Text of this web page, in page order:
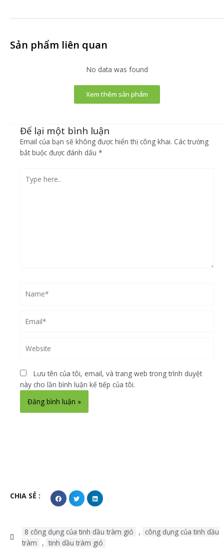
Sản phẩm liên quan
No data was found
Xem thêm sản phẩm
Để lại một bình luận
Email của bạn sẽ không được hiển thị công khai. Các trường
bắt buộc được đánh dấu *
here..
Lưu tên của tôi, email, và trang web trong trình duyệt
này cho lần bình luận kế tiếp của tôi.
CHIA SẺ :
8 công dụng của tinh dầu tràm gió , công dụng của tinh dầu
tràm
, tinh dầu tràm gió